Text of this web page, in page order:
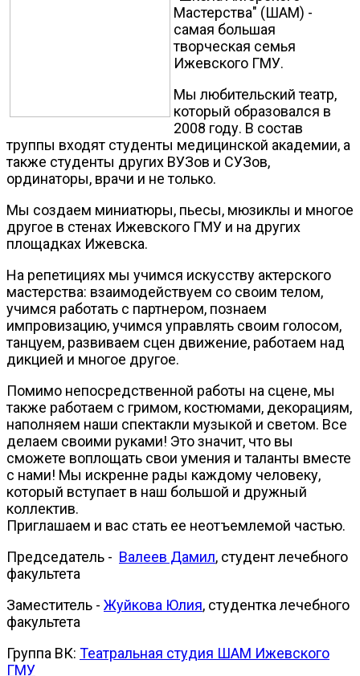
Мастерства" (ШАМ) -
самая большая
творческая семья
Ижевского ГМУ.
Мы любительский театр,
который образовался в
2008 году. В состав
труппы входят студенты медицинской академии, а
также студенты других ВУЗов и СУЗов,
ординаторы, врачи и не только.
Мы создаем миниатюры, пьесы, мюзиклы и многое
другое в стенах Ижевского ГМУ и на других
площадках Ижевска.
На репетициях мы учимся искусству актерского
мастерства: взаимодействуем со своим телом,
учимся работать с партнером, познаем
импровизацию, учимся управлять своим голосом,
танцуем, развиваем сцен движение, работаем над
дикцией и многое другое.
Помимо непосредственной работы на сцене, мы
также работаем с гримом, костюмами, декорациям,
наполняем наши спектакли музыкой и светом. Все
делаем своими руками! Это значит, что вы
сможете воплощать свои умения и таланты вместе
с нами! Мы искренне рады каждому человеку,
который вступает в наш большой и дружный
коллектив.
Приглашаем и вас стать ее неотъемлемой частью.
Председатель - Валеев Дамил, студент лечебного
факультета
Заместитель - Жуйкова Юлия, студентка лечебного
факультета
Группа ВК: Театральная студия ШАМ Ижевского
ГМУ